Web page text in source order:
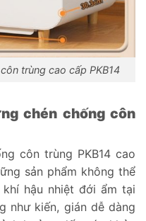
trùng cao cấp PKB14
chén chống côn
côn trùng PKB14 cao
sản phẩm không thể
hậu nhiệt đới ẩm tại
như kiến, gián dễ dàng